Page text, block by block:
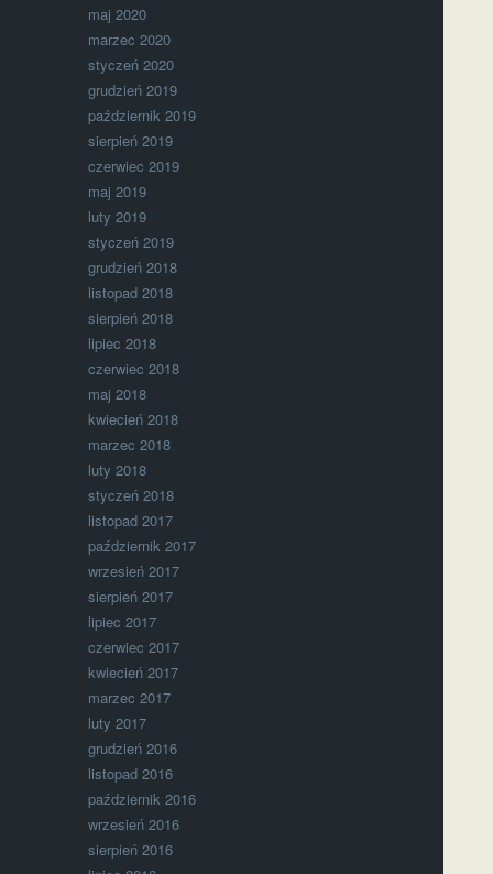
maj 2020
marzec 2020
styczeń 2020
grudzień 2019
październik 2019
sierpień 2019
czerwiec 2019
maj 2019
luty 2019
styczeń 2019
grudzień 2018
listopad 2018
sierpień 2018
lipiec 2018
czerwiec 2018
maj 2018
kwiecień 2018
marzec 2018
luty 2018
styczeń 2018
listopad 2017
październik 2017
wrzesień 2017
sierpień 2017
lipiec 2017
czerwiec 2017
kwiecień 2017
marzec 2017
luty 2017
grudzień 2016
listopad 2016
październik 2016
wrzesień 2016
sierpień 2016